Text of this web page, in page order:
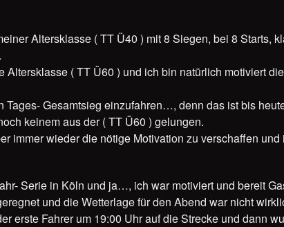
Altersklasse ( TT Ü40 ) mit 8 Siegen, bei 8 Starts,
Altersklasse ( TT Ü60 ) und ich bin natürlich motiviert
Tages- Gesamtsieg einzufahren…, denn das ist bis
keinem aus der ( TT Ü60 ) gelungen.
immer wieder die nötige Motivation zu verschaffen und
Serie in Köln und ja…, ich war motiviert und bereit
und die Wetterlage für den Abend war nicht
erste Fahrer um 19:00 Uhr auf die Strecke und dann